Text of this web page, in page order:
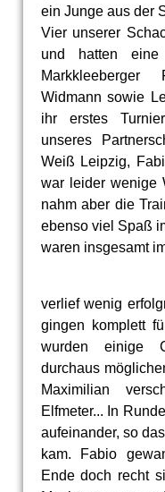
ein Junge aus der
Vier unserer
und hatten eine
Widmann sowie
ihr erstes
unseres
Weiß Leipzig,
war leider wenige
nahm aber die
ebenso viel Spaß
waren insgesamt
verlief wenig
gingen komplett
wurden einige
durchaus
Maximilian
Elfmeter... In
aufeinander, so
kam. Fabio
Ende doch recht